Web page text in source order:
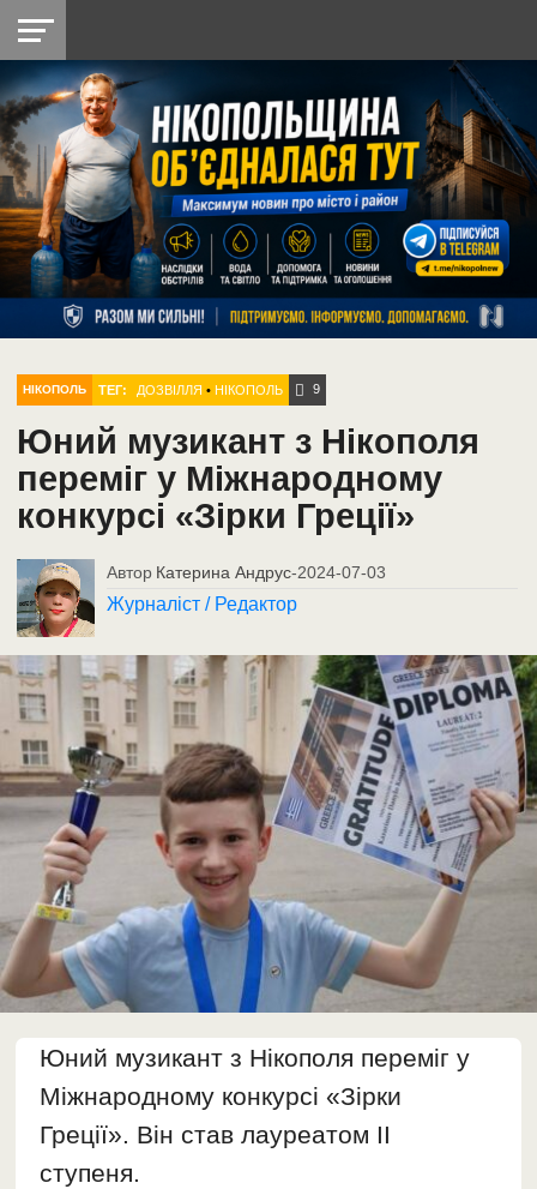
НІКОПОЛЬ
РАЙОН
СІЧЕСЛАВСЬКА
УКРАЇНА
РЕТРО
НІКОПОЛЬ
ЛАЙТ
УКРАЇНА
ДОПОМОГА
РАДІО
НІКОПОЛЬ ТЕГ: ДОЗВІЛЛЯ •НІКОПОЛЬ 9
Юний музикант з Нікополя
переміг у Міжнародному
конкурсі «Зірки Греції»
Автор Катерина Андрус-2024-07-03
Журналіст / Редактор
Юний музикант з Нікополя переміг у
Міжнародному конкурсі «Зірки
Греції». Він став лауреатом ІІ
ступеня.